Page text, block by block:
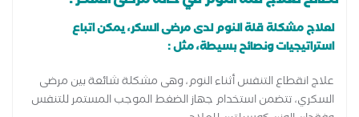
لعلاج مشكلة قلة النوم لدى مرضى السكر، يمكن اتباع
استراتيجيات ونصائح بسيطة، مثل :
علاج انقطاع التنفس أثناء النوم، وهى مشكلة شائعة بين مرضى
السكري، تتضمن استخدام جهاز الضغط الموجب المستمر للتنفس